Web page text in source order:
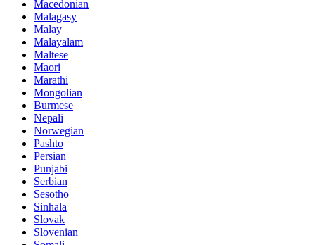
Macedonian
Malagasy
Malay
Malayalam
Maltese
Maori
Marathi
Mongolian
Burmese
Nepali
Norwegian
Pashto
Persian
Punjabi
Serbian
Sesotho
Sinhala
Slovak
Slovenian